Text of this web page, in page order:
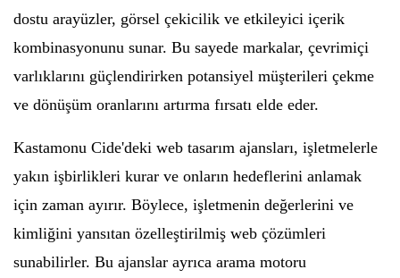
dostu arayüzler, görsel çekicilik ve etkileyici içerik
kombinasyonunu sunar. Bu sayede markalar, çevrimiçi
varlıklarını güçlendirirken potansiyel müşterileri çekme
ve dönüşüm oranlarını artırma fırsatı elde eder.
Kastamonu Cide'deki web tasarım ajansları, işletmelerle
yakın işbirlikleri kurar ve onların hedeflerini anlamak
için zaman ayırır. Böylece, işletmenin değerlerini ve
kimliğini yansıtan özelleştirilmiş web çözümleri
sunabilirler. Bu ajanslar ayrıca arama motoru